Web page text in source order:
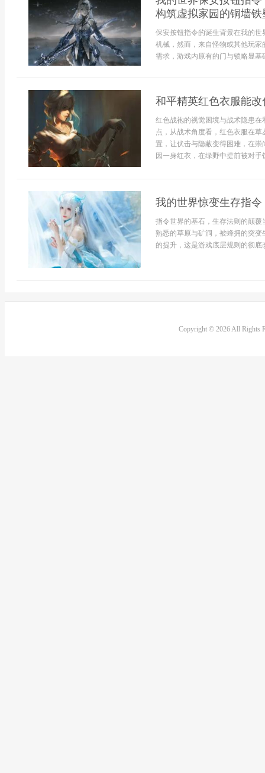
构筑虚拟家园的铜墙铁
保安按钮指令的诞生背景在我的
机械，然而，来自怪物或其他玩
需求，游戏内原有的门与锁略显
和平精英红色衣服能
红色战袍的视觉困境与战术隐患
点，从战术角度看，红色衣服在
置，让伏击与隐蔽变得困难，在崇
因一身红衣，在绿野中提前被对手
我的世界惊变生存指
指令世界的基石，生存法则的颠
熟悉的草原与矿洞，被蜂拥的突
的提升，这是游戏底层规则的彻
Copyright © 2026 All Rights